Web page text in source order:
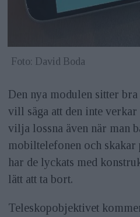
Foto: David Boda
Den nya modulen sitter
vill säga att den inte verkar
vilja lossna även när man
mobiltelefonen och skakar
har de lyckats med
lätt att ta bort.
Teleskopobjektivet